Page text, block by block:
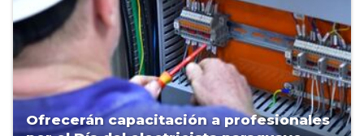
Ofrecerán capacitación a profesionales